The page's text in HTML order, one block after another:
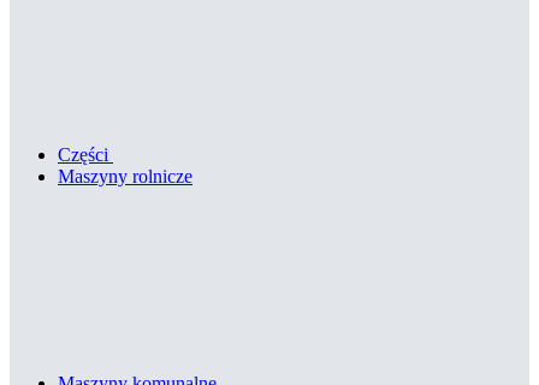
Części
Maszyny rolnicze